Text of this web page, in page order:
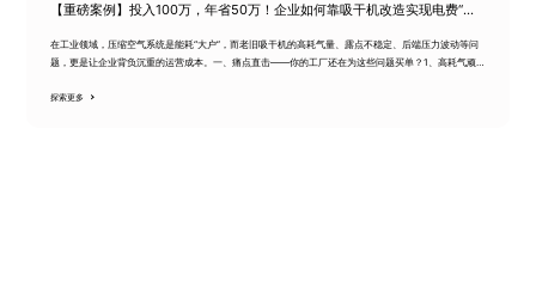
【重磅案例】投入100万，年省50万！企业如何靠吸干机改造实现电费“砍
在工业领域，压缩空气系统是能耗“大户”，而老旧吸干机的高耗气量、露点不稳定、后端压力波动等问
题，更是让企业背负沉重的运营成本。一、痛点直击——你的工厂还在为这些问题买单？1、高耗气顽
探索更多